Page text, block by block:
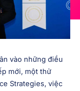
vào những điều
mới, một thử
Strategies, việc